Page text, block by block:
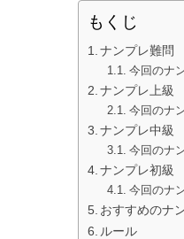
もくじ
ナンプレ難問
今回のナ
ナンプレ上級
今回のナ
ナンプレ中級
今回のナ
ナンプレ初級
今回のナ
おすすめのナ
ルール